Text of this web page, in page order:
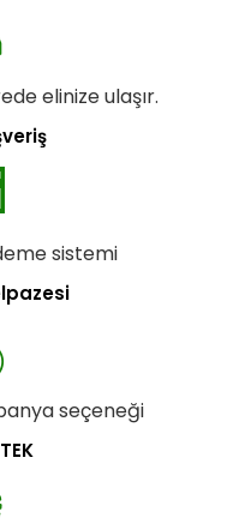
elinize ulaşır.
sistemi
seçeneği